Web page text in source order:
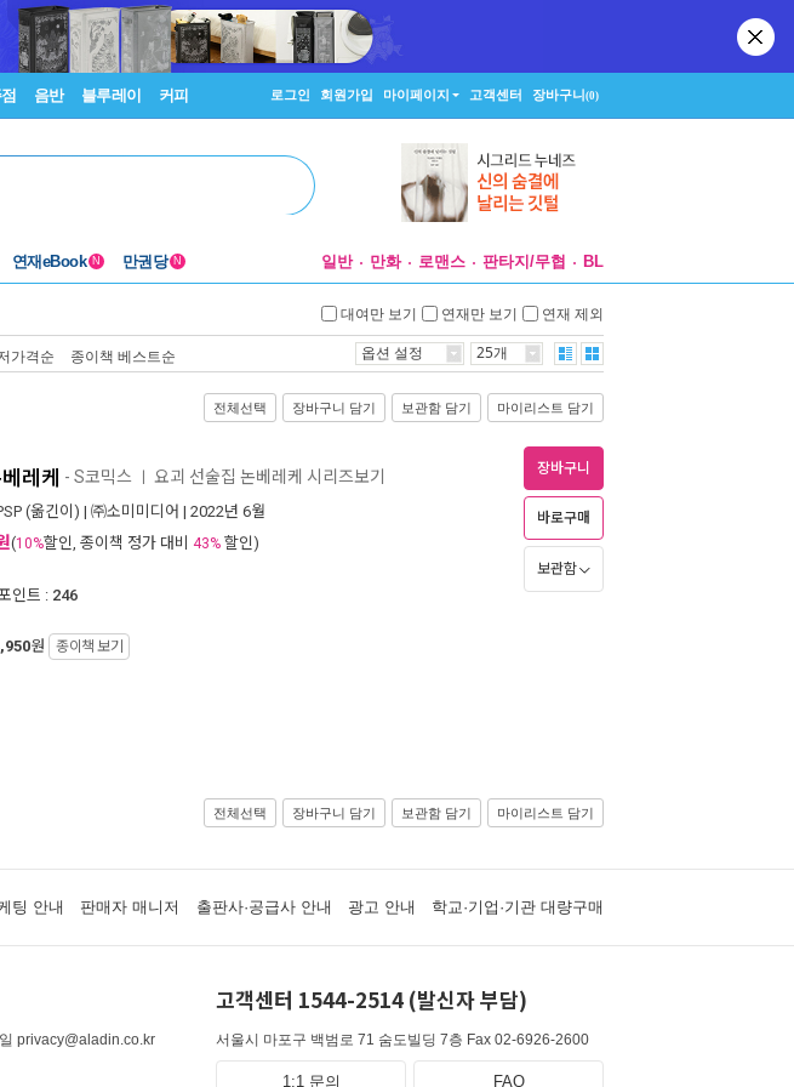
음반 블루레이 커피 로그인 회원가입 마이페이지 고객센터 장바구니(0)
연재eBook N 만권당 N 일반 만화 로맨스 판타지/무협 BL
대여만 보기 연재만 보기 연재 제외
가격순 종이책 베스트순 옵션 설정 25개
전체선택 장바구니 담기 보관함 담기 마이리스트 담기
레케 - S코믹스 요괴 선술집 논베레케 시리즈보기
(옮긴이) | ㈜소미미디어 | 2022년 6월
(10%할인, 종이책 정가 대비 43% 할인)
인트 : 246
원 종이책 보기
장바구니
바로구매
보관함
전체선택 장바구니 담기 보관함 담기 마이리스트 담기
팅 안내 판매자 매니저 출판사·공급사 안내 광고 안내 학교·기업·기관 대량구매
privacy@aladin.co.kr
고객센터 1544-2514 (발신자 부담)
서울시 마포구 백범로 71 숨도빌딩 7층 Fax 02-6926-2600
1:1 문의 FAQ